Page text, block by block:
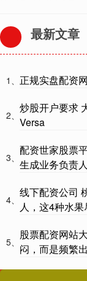
最新文章
1、 正规实盘配资
2、
炒股开户要求
Versa
3、
配资世家股票
生成业务负责
4、
线下配资公司
人，这4种水
5、
股票配资网站
闷，而是频繁